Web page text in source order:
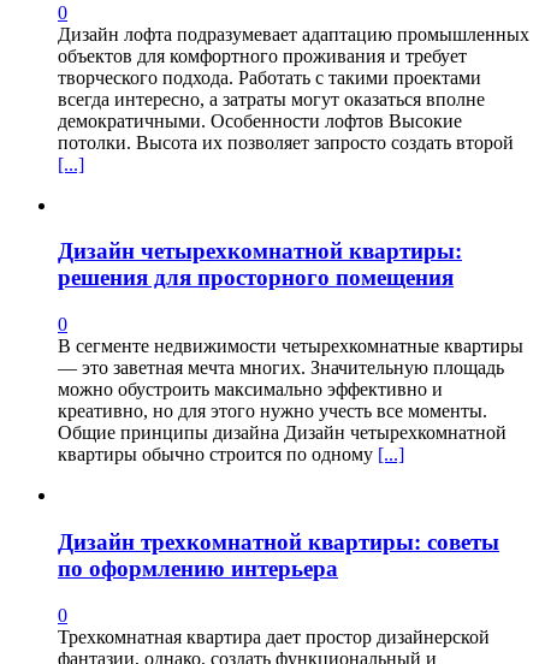
0
Дизайн лофта подразумевает адаптацию промышленных
объектов для комфортного проживания и требует
творческого подхода. Работать с такими проектами
всегда интересно, а затраты могут оказаться вполне
демократичными. Особенности лофтов Высокие
потолки. Высота их позволяет запросто создать второй
[...]
Дизайн четырехкомнатной квартиры:
решения для просторного помещения
0
В сегменте недвижимости четырехкомнатные квартиры
— это заветная мечта многих. Значительную площадь
можно обустроить максимально эффективно и
креативно, но для этого нужно учесть все моменты.
Общие принципы дизайна Дизайн четырехкомнатной
квартиры обычно строится по одному [...]
Дизайн трехкомнатной квартиры: советы
по оформлению интерьера
0
Трехкомнатная квартира дает простор дизайнерской
фантазии, однако, создать функциональный и